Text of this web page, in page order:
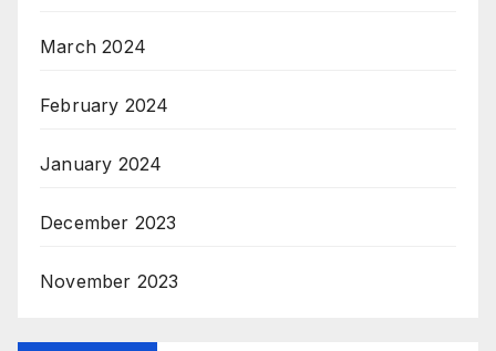
March 2024
February 2024
January 2024
December 2023
November 2023